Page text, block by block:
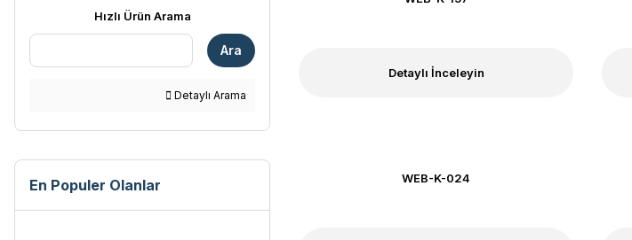
Hızlı Ürün Arama
Ara
Detaylı Arama
En Populer Olanlar
Detaylı İnceleyin
WEB-K-024